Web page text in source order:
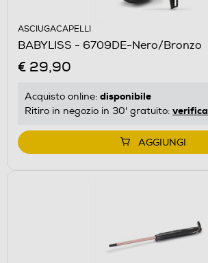
ASCIUGACAPELLI
BABYLISS - 6709DE-Nero/Bronzo
€ 29,90
Acquisto online: disponibile
Ritiro in negozio in 30' gratuito: verifica
AGGIUNGI